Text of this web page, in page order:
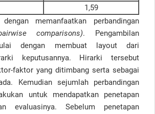
1,59
memanfaatkan perbandingan
comparisons). Pengambilan
dengan membuat layout dari
keputusannya. Hirarki tersebut
faktor yang ditimbang serta sebagai
Kemudian sejumlah perbandingan
untuk mendapatkan penetapan
evaluasinya. Sebelum penetapan